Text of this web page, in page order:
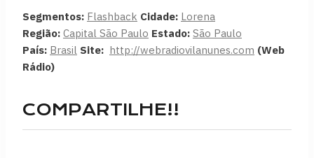
Segmentos: Flashback Cidade: Lorena
Região: Capital São Paulo Estado: São Paulo
País: Brasil Site: http://webradiovilanunes.com (Web
Rádio)
COMPARTILHE!!